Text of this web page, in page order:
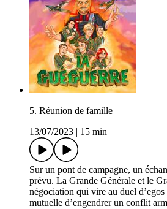
5. Réunion de famille
13/07/2023
15 min
Sur un pont de campagne, un
prévu. La Grande Générale et le
négociation qui vire au duel
mutuelle d’engendrer un conflit